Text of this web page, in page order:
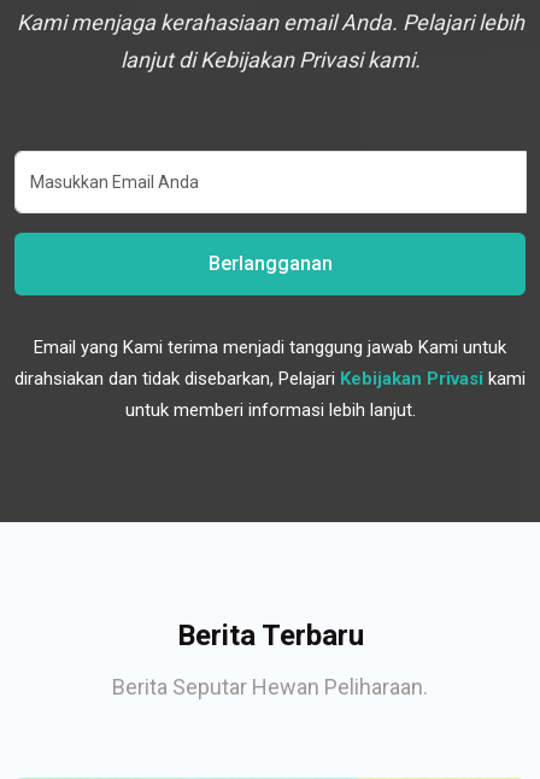
Kami menjaga kerahasiaan email Anda. Pelajari lebih
lanjut di Kebijakan Privasi kami.
Berlangganan
Email yang Kami terima menjadi tanggung jawab Kami untuk
dirahsiakan dan tidak disebarkan, Pelajari Kebijakan Privasi kami
untuk memberi informasi lebih lanjut.
Berita Terbaru
Berita Seputar Hewan Peliharaan.